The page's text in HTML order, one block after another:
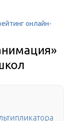
онлайн-